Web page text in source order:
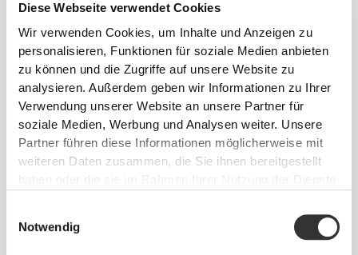
Diese Webseite verwendet Cookies
Wir verwenden Cookies, um Inhalte und Anzeigen zu
personalisieren, Funktionen für soziale Medien anbieten
zu können und die Zugriffe auf unsere Website zu
analysieren. Außerdem geben wir Informationen zu Ihrer
Verwendung unserer Website an unsere Partner für
soziale Medien, Werbung und Analysen weiter. Unsere
Partner führen diese Informationen möglicherweise mit
weiteren Daten zusammen, die Sie ihnen bereitgestellt
Notwendig